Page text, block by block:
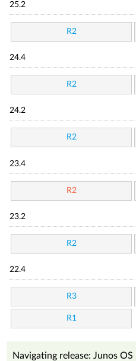
25.2
R2
24.4
R2
24.2
R2
23.4
R2
23.2
R2
22.4
R3
R1
Navigating release: Junos